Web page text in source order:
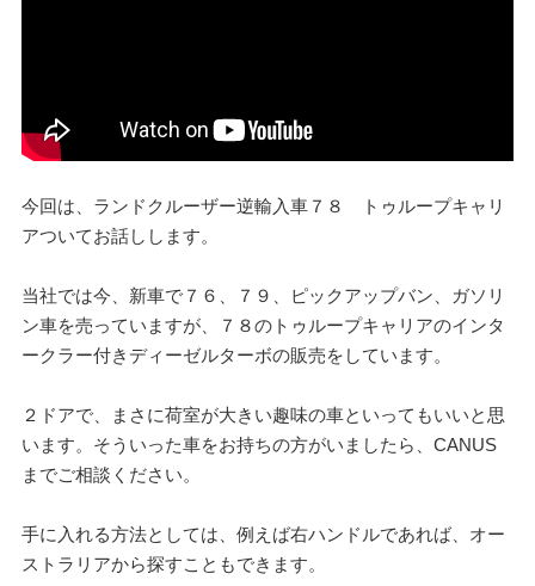
o
o
k
今回は、ランドクルーザー逆輸入車７８ トゥループキャリ
アついてお話しします。
当社では今、新車で７６、７９、ピックアップバン、ガソリ
ン車を売っていますが、７８のトゥループキャリアのインタ
ークラー付きディーゼルターボの販売をしています。
２ドアで、まさに荷室が大きい趣味の車といってもいいと思
います。そういった車をお持ちの方がいましたら、CANUS
までご相談ください。
手に入れる方法としては、例えば右ハンドルであれば、オー
ストラリアから探すこともできます。